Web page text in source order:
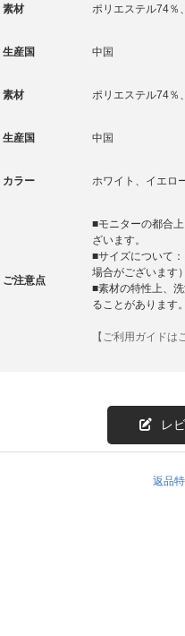
素材 ポリエステル74％
生産国 中国
素材 ポリエステル74％
生産国 中国
カラー ホワイト、イエロ
ご注意点
■モニターの都合
ざいます。
■サイズについて
場合がございます）
■素材の特性上、
ることがあります。
【ご利用ガイドは
レ
返品